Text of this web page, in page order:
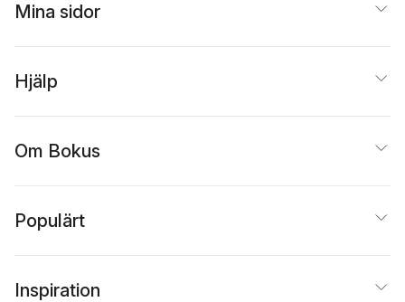
Mina sidor
Hjälp
Om Bokus
Populärt
Inspiration